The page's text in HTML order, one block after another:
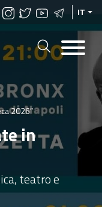
IT
2026”
in
teatro e